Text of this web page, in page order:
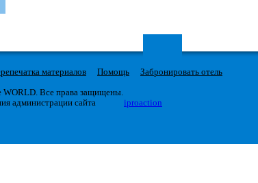
материалов Помощь
Забронировать отель
Все права защищены.
администрации сайта
iproaction